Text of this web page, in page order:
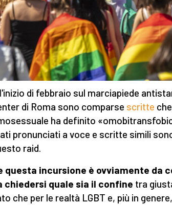
di febbraio sul marciapiede
di Roma sono comparse scritte
ha definito
pronunciati a voce e scritte simili
raid.
questa incursione è ovviamente da
chiedersi quale sia il confine tra
che per le realtà LGBT e, più in